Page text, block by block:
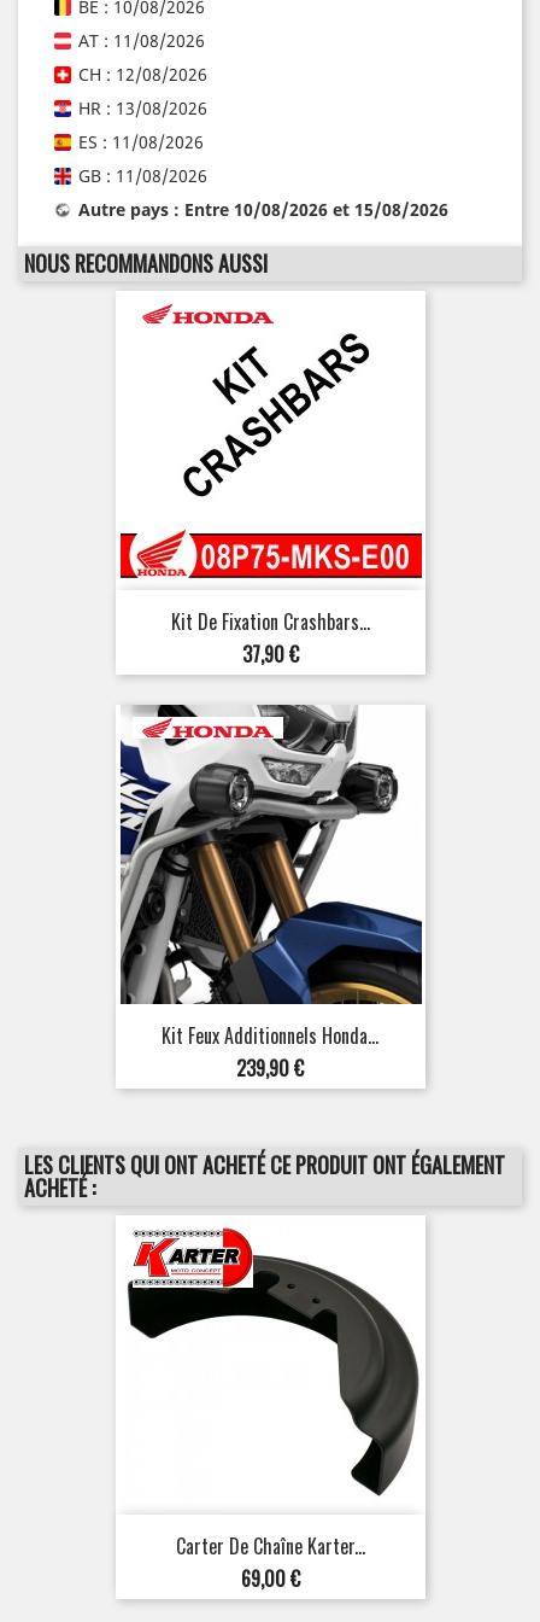
BE : 10/08/2026
AT : 11/08/2026
CH : 12/08/2026
HR : 13/08/2026
ES : 11/08/2026
GB : 11/08/2026
Autre pays : Entre 10/08/2026 et 15/08/2026
NOUS RECOMMANDONS AUSSI
Kit De Fixation Crashbars...
Prix
37,90 €
Kit Feux Additionnels Honda...
Prix
239,90 €
LES CLIENTS QUI ONT ACHETÉ CE PRODUIT ONT ÉGALEMENT
ACHETÉ :
Carter De Chaîne Karter...
Prix
69,00 €